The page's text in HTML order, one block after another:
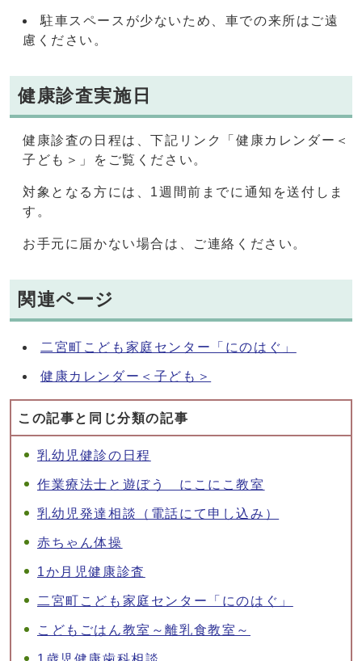
駐車スペースが少ないため、車での来所はご遠
慮ください。
健康診査実施日
健康診査の日程は、下記リンク「健康カレンダー＜
子ども＞」をご覧ください。
対象となる方には、1週間前までに通知を送付しま
す。
お手元に届かない場合は、ご連絡ください。
関連ページ
二宮町こども家庭センター「にのはぐ」
健康カレンダー＜子ども＞
この記事と同じ分類の記事
乳幼児健診の日程
作業療法士と遊ぼう にこにこ教室
乳幼児発達相談（電話にて申し込み）
赤ちゃん体操
1か月児健康診査
二宮町こども家庭センター「にのはぐ」
こどもごはん教室～離乳食教室～